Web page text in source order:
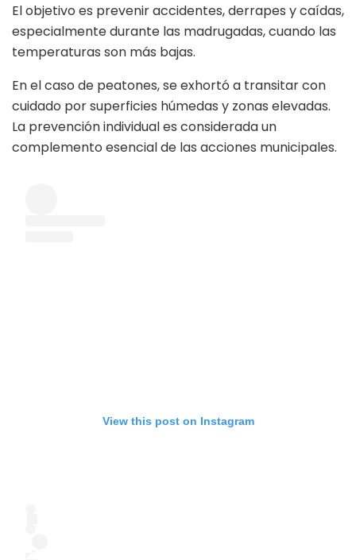
El objetivo es prevenir accidentes, derrapes y caídas,
especialmente durante las madrugadas, cuando las
temperaturas son más bajas.
En el caso de peatones, se exhortó a transitar con
cuidado por superficies húmedas y zonas elevadas.
La prevención individual es considerada un
complemento esencial de las acciones municipales.
View this post on Instagram